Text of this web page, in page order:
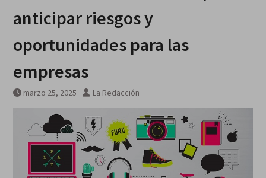
anticipar riesgos y
oportunidades para las
empresas
marzo 25, 2025 La Redacción